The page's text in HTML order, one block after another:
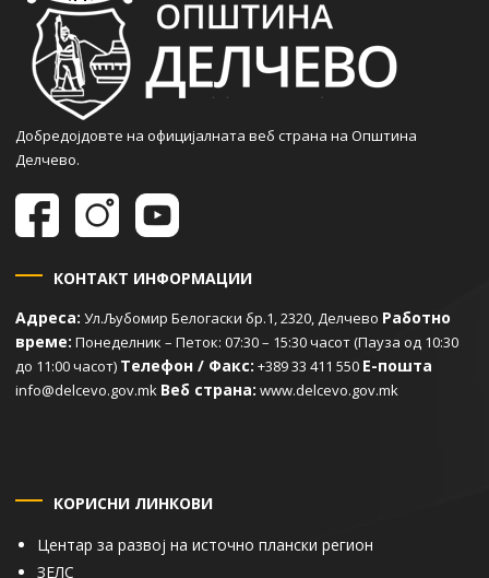
Добредојдовте на официјалната веб страна на Општина
Делчево.
КОНТАКТ ИНФОРМАЦИИ
Адреса: Ул.Љубомир Белогаски бр.1, 2320, Делчево Работно
време: Понеделник – Петок: 07:30 – 15:30 часот (Пауза од 10:30
до 11:00 часот) Телефон / Факс: +389 33 411 550 Е-пошта
info@delcevo.gov.mk Веб страна: www.delcevo.gov.mk
КОРИСНИ ЛИНКОВИ
Центар за развој на источно плански регион
ЗЕЛС